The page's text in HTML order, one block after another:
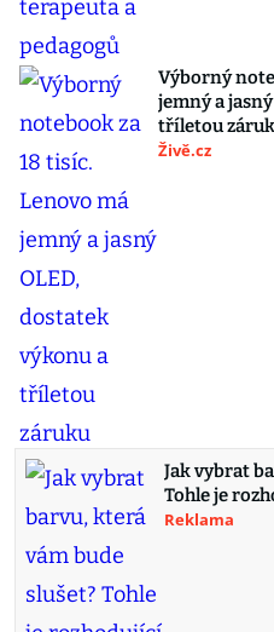
Výborný
jemný a
tříletou
Živě.cz
Jak vybrat
Tohle je
Reklama